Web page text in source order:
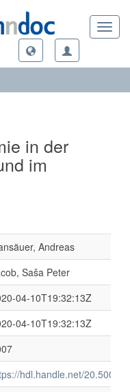
in der
im
Andreas
Saša Peter
04-10T19:32:13Z
04-10T19:32:13Z
hdl.handle.net/